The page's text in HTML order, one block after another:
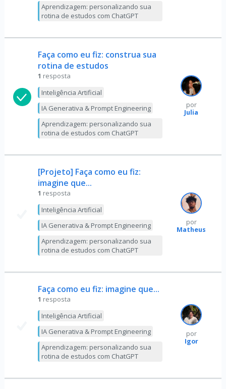
Aprendizagem: personalizando sua
rotina de estudos com ChatGPT
Faça como eu fiz: construa sua
rotina de estudos
1 resposta
Inteligência Artificial
IA Generativa & Prompt Engineering
Aprendizagem: personalizando sua
rotina de estudos com ChatGPT
por
Julia
[Projeto] Faça como eu fiz:
imagine que...
1 resposta
Inteligência Artificial
IA Generativa & Prompt Engineering
Aprendizagem: personalizando sua
rotina de estudos com ChatGPT
por
Matheus
Faça como eu fiz: imagine que...
1 resposta
Inteligência Artificial
IA Generativa & Prompt Engineering
Aprendizagem: personalizando sua
rotina de estudos com ChatGPT
por
Igor